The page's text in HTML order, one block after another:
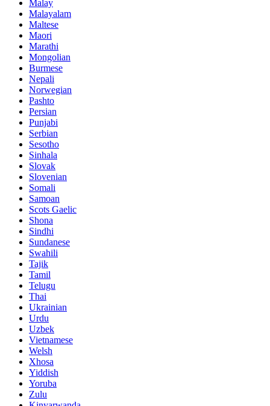
Malay
Malayalam
Maltese
Maori
Marathi
Mongolian
Burmese
Nepali
Norwegian
Pashto
Persian
Punjabi
Serbian
Sesotho
Sinhala
Slovak
Slovenian
Somali
Samoan
Scots Gaelic
Shona
Sindhi
Sundanese
Swahili
Tajik
Tamil
Telugu
Thai
Ukrainian
Urdu
Uzbek
Vietnamese
Welsh
Xhosa
Yiddish
Yoruba
Zulu